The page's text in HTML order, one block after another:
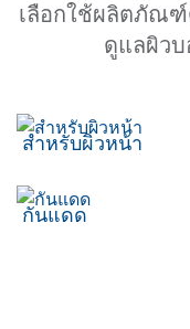
เลือกใช้ผลิตภัณฑ์
ดูแลผิว
สำหรับผิวหน้า
กันแดด